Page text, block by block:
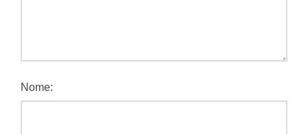
Nome: